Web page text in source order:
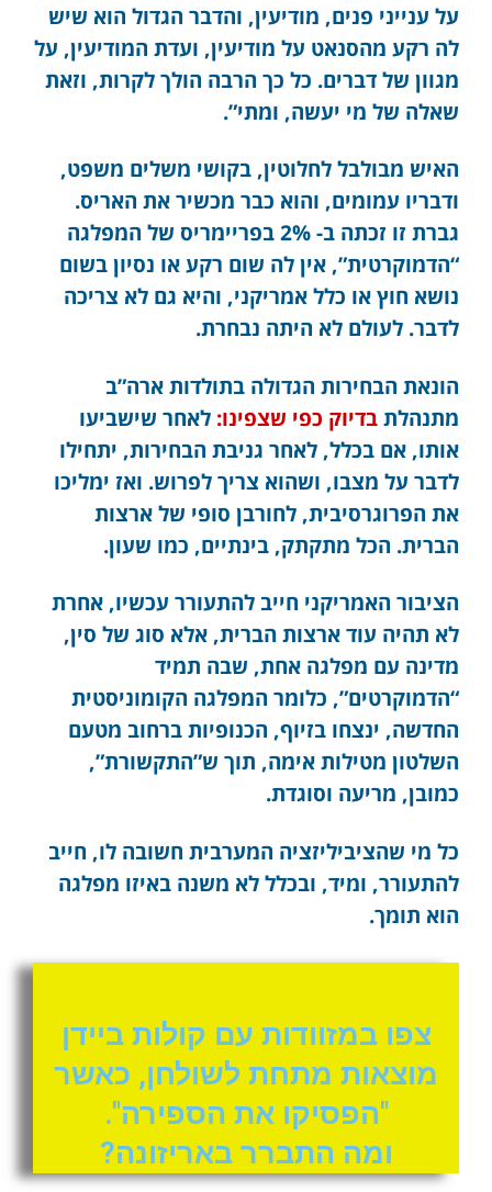
על ענייני פנים, מודיעין, והדבר הגדול הוא שיש
לה רקע מהסנאט על מודיעין, ועדת המודיעין, על
מגוון של דברים. כל כך הרבה הולך לקרות, וזאת
שאלה של מי יעשה, ומתי”.
האיש מבולבל לחלוטין, בקושי משלים משפט,
ודבריו עמומים, והוא כבר מכשיר את האריס.
גברת זו זכתה ב- 2% בפריימריס של המפלגה
“הדמוקרטית”, אין לה שום רקע או נסיון בשום
נושא חוץ או כלל אמריקני, והיא גם לא צריכה
לדבר. לעולם לא היתה נבחרת.
הונאת הבחירות הגדולה בתולדות ארה”ב
מתנהלת בדיוק כפי שצפינו: לאחר שישביעו
אותו, אם בכלל, לאחר גניבת הבחירות, יתחילו
לדבר על מצבו, ושהוא צריך לפרוש. ואז ימליכו
את הפרוגרסיבית, לחורבן סופי של ארצות
הברית. הכל מתקתק, בינתיים, כמו שעון.
הציבור האמריקני חייב להתעורר עכשיו, אחרת
לא תהיה עוד ארצות הברית, אלא סוג של סין,
מדינה עם מפלגה אחת, שבה תמיד
“הדמוקרטים”, כלומר המפלגה הקומוניסטית
החדשה, ינצחו בזיוף, הכנופיות ברחוב מטעם
השלטון מטילות אימה, תוך ש”התקשורת”,
כמובן, מריעה וסוגדת.
כל מי שהציביליזציה המערבית חשובה לו, חייב
להתעורר, ומיד, ובכלל לא משנה באיזו מפלגה
הוא תומך.
צפו במזוודות עם קולות ביידן
מוצאות מתחת לשולחן, כאשר
"הפסיקו את הספירה".
ומה התברר באריזונה?